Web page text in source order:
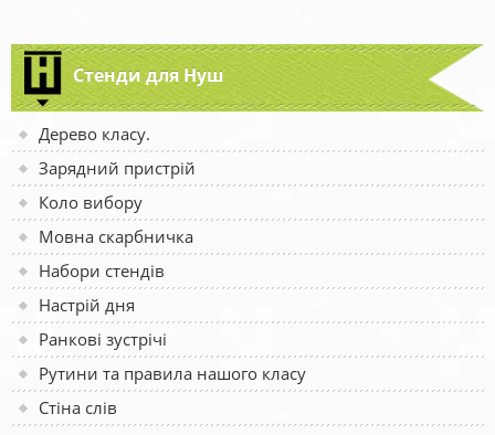
Стенди для Нуш
Дерево класу.
Зарядний пристрій
Коло вибору
Мовна скарбничка
Набори стендів
Настрій дня
Ранкові зустрічі
Рутини та правила нашого класу
Стіна слів